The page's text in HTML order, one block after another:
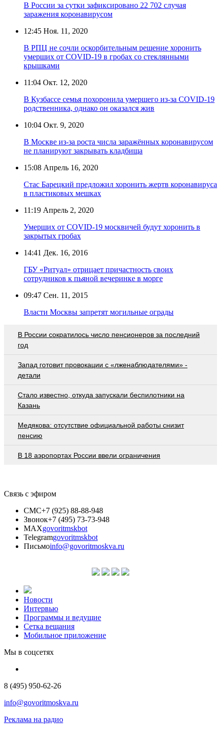
В России за сутки зафиксировано 22 702 случая
заражения коронавирусом
12:45 Ноя. 11, 2020
В РПЦ не сочли оскорбительным решение хоронить
умерших от COVID-19 в гробах со стеклянными
крышками
11:04 Окт. 12, 2020
В Кузбассе семья похоронила умершего из-за COVID-19
родственника, однако он оказался жив
10:04 Окт. 9, 2020
В Москве из-за роста числа заражённых коронавирусом
не планируют закрывать кладбища
15:08 Апрель 16, 2020
Стас Барецкий предложил хоронить жертв коронавируса
в пластиковых мешках
11:19 Апрель 2, 2020
Умерших от COVID-19 москвичей будут хоронить в
закрытых гробах
14:41 Дек. 16, 2016
ГБУ «Ритуал» отрицает причастность своих
сотрудников к пьяной вечеринке в морге
09:47 Сен. 11, 2015
Власти Москвы запретят могильные ограды
В России сократилось число пенсионеров за последний
год
Запад готовит провокации с «лженаблюдателями» -
детали
Стало известно, откуда запускали беспилотники на
Казань
Медякова: отсутствие официальной работы снизит
пенсию
В 18 аэропортах России ввели ограничения
Связь с эфиром
СМС+7 (925) 88-88-948
Звонок+7 (495) 73-73-948
MAXgovoritmskbot
Telegramgovoritmskbot
Письмоinfo@govoritmoskva.ru
Новости
Интервью
Программы и ведущие
Сетка вещания
Мобильное приложение
Мы в соцсетях
8 (495) 950-62-26
info@govoritmoskva.ru
Реклама на радио